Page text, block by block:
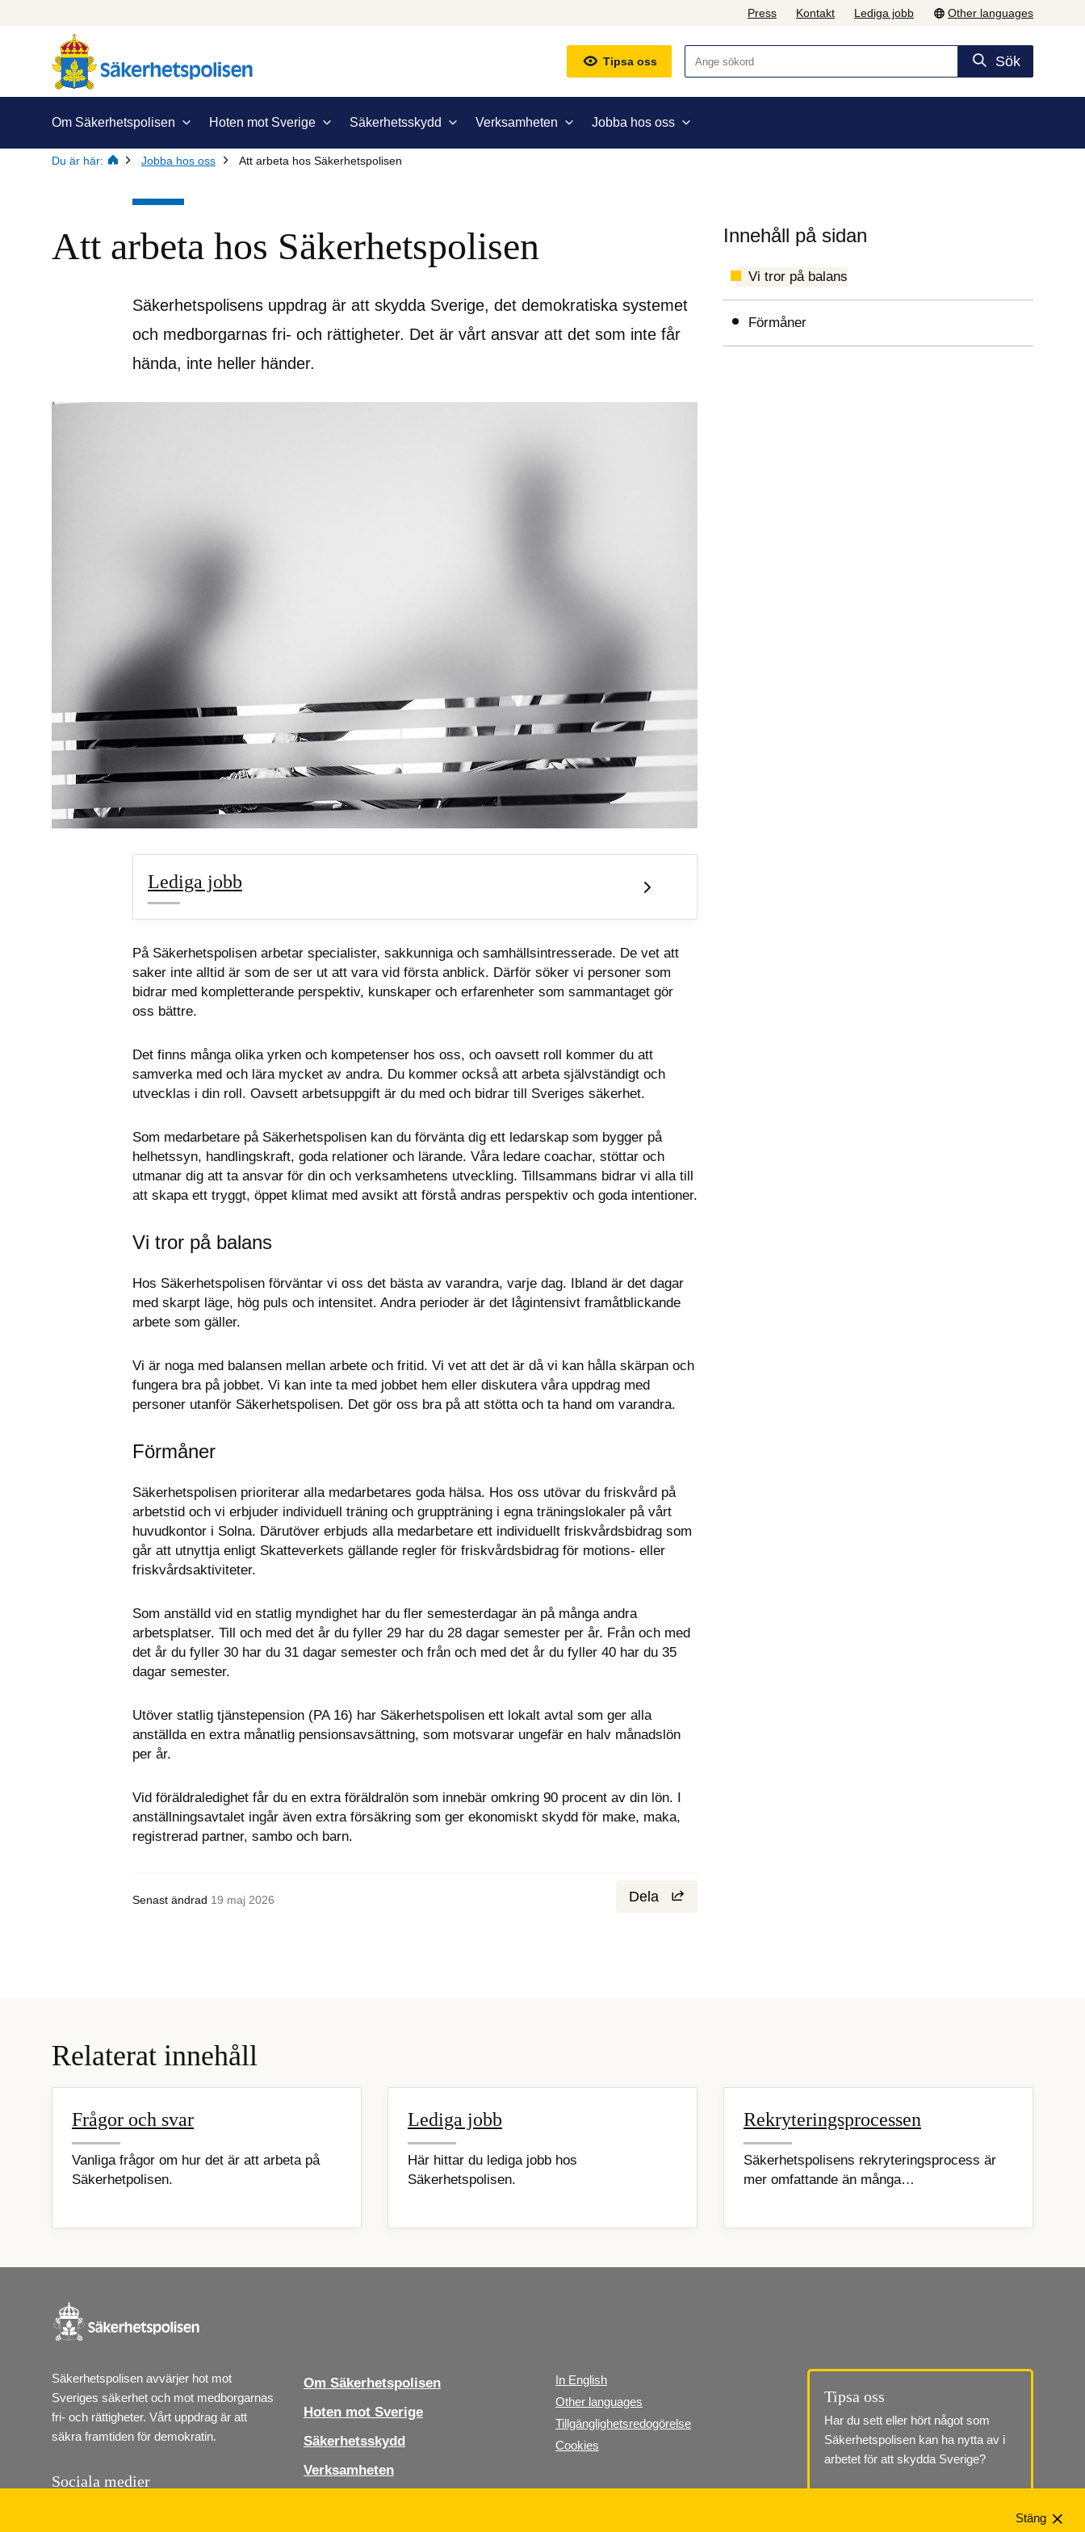
Press Kontakt Lediga jobb Other languages
Tipsa oss Sök
Om Säkerhetspolisen Hoten mot Sverige Säkerhetsskydd Verksamheten Jobba hos oss
Du är här: Jobba hos oss Att arbeta hos Säkerhetspolisen
Att arbeta hos Säkerhetspolisen
Säkerhetspolisens uppdrag är att skydda Sverige, det demokratiska systemet
och medborgarnas fri- och rättigheter. Det är vårt ansvar att det som inte får
hända, inte heller händer.
Lediga jobb
På Säkerhetspolisen arbetar specialister, sakkunniga och samhällsintresserade. De vet att
saker inte alltid är som de ser ut att vara vid första anblick. Därför söker vi personer som
bidrar med kompletterande perspektiv, kunskaper och erfarenheter som sammantaget gör
oss bättre.
Det finns många olika yrken och kompetenser hos oss, och oavsett roll kommer du att
samverka med och lära mycket av andra. Du kommer också att arbeta självständigt och
utvecklas i din roll. Oavsett arbetsuppgift är du med och bidrar till Sveriges säkerhet.
Som medarbetare på Säkerhetspolisen kan du förvänta dig ett ledarskap som bygger på
helhetssyn, handlingskraft, goda relationer och lärande. Våra ledare coachar, stöttar och
utmanar dig att ta ansvar för din och verksamhetens utveckling. Tillsammans bidrar vi alla till
att skapa ett tryggt, öppet klimat med avsikt att förstå andras perspektiv och goda intentioner.
Vi tror på balans
Hos Säkerhetspolisen förväntar vi oss det bästa av varandra, varje dag. Ibland är det dagar
med skarpt läge, hög puls och intensitet. Andra perioder är det lågintensivt framåtblickande
arbete som gäller.
Vi är noga med balansen mellan arbete och fritid. Vi vet att det är då vi kan hålla skärpan och
fungera bra på jobbet. Vi kan inte ta med jobbet hem eller diskutera våra uppdrag med
personer utanför Säkerhetspolisen. Det gör oss bra på att stötta och ta hand om varandra.
Förmåner
Säkerhetspolisen prioriterar alla medarbetares goda hälsa. Hos oss utövar du friskvård på
arbetstid och vi erbjuder individuell träning och gruppträning i egna träningslokaler på vårt
huvudkontor i Solna. Därutöver erbjuds alla medarbetare ett individuellt friskvårdsbidrag som
går att utnyttja enligt Skatteverkets gällande regler för friskvårdsbidrag för motions- eller
friskvårdsaktiviteter.
Som anställd vid en statlig myndighet har du fler semesterdagar än på många andra
arbetsplatser. Till och med det år du fyller 29 har du 28 dagar semester per år. Från och med
det år du fyller 30 har du 31 dagar semester och från och med det år du fyller 40 har du 35
dagar semester.
Utöver statlig tjänstepension (PA 16) har Säkerhetspolisen ett lokalt avtal som ger alla
anställda en extra månatlig pensionsavsättning, som motsvarar ungefär en halv månadslön
per år.
Vid föräldraledighet får du en extra föräldralön som innebär omkring 90 procent av din lön. I
anställningsavtalet ingår även extra försäkring som ger ekonomiskt skydd för make, maka,
registrerad partner, sambo och barn.
Senast ändrad 19 maj 2026 Dela
Innehåll på sidan
Vi tror på balans
Förmåner
Relaterat innehåll
Frågor och svar
Vanliga frågor om hur det är att arbeta på
Säkerhetpolisen.
Lediga jobb
Här hittar du lediga jobb hos
Säkerhetspolisen.
Rekryteringsprocessen
Säkerhetspolisens rekryteringsprocess är
mer omfattande än många…
Säkerhetspolisen avvärjer hot mot
Sveriges säkerhet och mot medborgarnas
fri- och rättigheter. Vårt uppdrag är att
säkra framtiden för demokratin.
Sociala medier
Om Säkerhetspolisen
Hoten mot Sverige
Säkerhetsskydd
Verksamheten
In English
Other languages
Tillgänglighetsredogörelse
Cookies
Tipsa oss
Har du sett eller hört något som
Säkerhetspolisen kan ha nytta av i
arbetet för att skydda Sverige?
Stäng